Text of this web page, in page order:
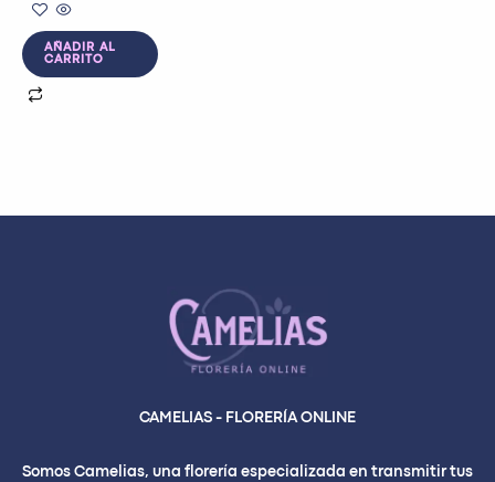
AÑADIR AL
CARRITO
CAMELIAS - FLORERÍA ONLINE
Somos Camelias, una florería especializada en transmitir tus